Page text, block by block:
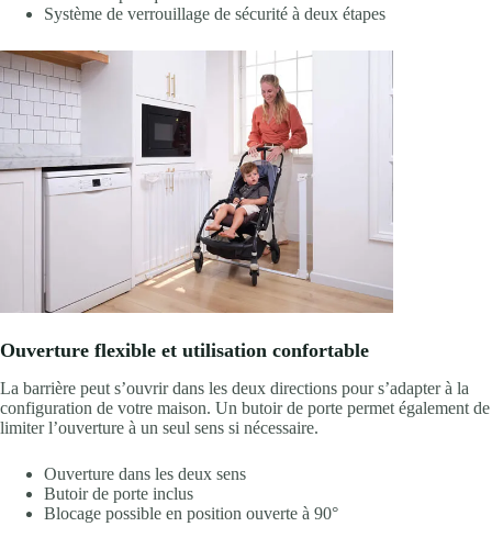
Système de verrouillage de sécurité à deux étapes
Ouverture flexible et utilisation confortable
La barrière peut s’ouvrir dans les deux directions pour s’adapter à la
configuration de votre maison. Un butoir de porte permet également de
limiter l’ouverture à un seul sens si nécessaire.
Ouverture dans les deux sens
Butoir de porte inclus
Blocage possible en position ouverte à 90°